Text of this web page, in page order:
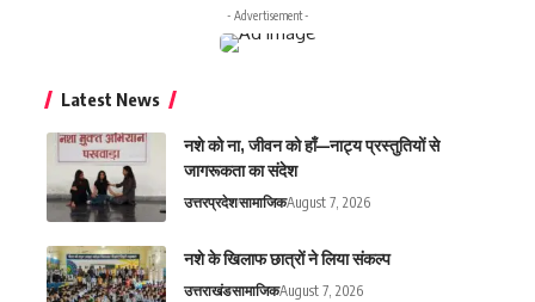
- Advertisement -
Latest News
नशे को ना, जीवन को हाँ—नाट्य प्रस्तुतियों से
जागरूकता का संदेश
उत्तरप्रदेशसामाजिकAugust 7, 2026
नशे के खिलाफ छात्रों ने लिया संकल्प
उत्तराखंडसामाजिकAugust 7, 2026